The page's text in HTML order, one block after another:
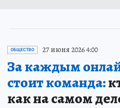
ОБЩЕСТВО 27 июня 2026 4:00
За каждым
стоит команда:
как на самом